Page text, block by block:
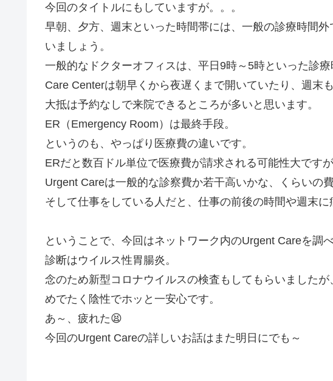
今回のタイトルにもしていますが。。。
早朝、夕方、週末といった時間帯には、一般の診療時間
いましょう。
一般的なドクターオフィスは、平日9時～5時といった診
Care Centerは朝早くから夜遅くまで開いていたり、週末
大抵は予約なしで来院できるところが多いと思います。
ER（Emergency Room）は最終手段。
というのも、やっぱり医療費の違いです。
ERだと数百ドル単位で医療費が請求される可能性大ですが
Urgent Careは一般的な診察費か若干高いかな、くらいの
そして仕事をしている人だと、仕事の前後の時間や週末に
ということで、今回はネットワーク内のUrgent Careを調
診断はウイルス性胃腸炎。
念のため新型コロナウイルスの検査もしてもらいましたが
めでたく陰性でホッと一安心です。
あ～、疲れた😫
今回のUrgent Careの詳しいお話はまた明日にでも～